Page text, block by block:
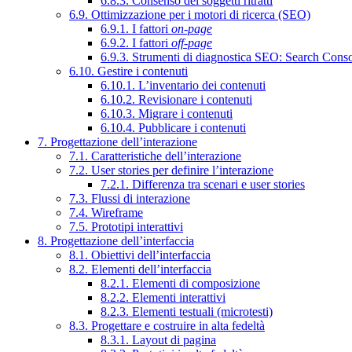
6.9. Ottimizzazione per i motori di ricerca (SEO)
6.9.1. I fattori on-page
6.9.2. I fattori off-page
6.9.3. Strumenti di diagnostica SEO: Search
6.10. Gestire i contenuti
6.10.1. L’inventario dei contenuti
6.10.2. Revisionare i contenuti
6.10.3. Migrare i contenuti
6.10.4. Pubblicare i contenuti
7. Progettazione dell’interazione
7.1. Caratteristiche dell’interazione
7.2. User stories per definire l’interazione
7.2.1. Differenza tra scenari e user stories
7.3. Flussi di interazione
7.4. Wireframe
7.5. Prototipi interattivi
8. Progettazione dell’interfaccia
8.1. Obiettivi dell’interfaccia
8.2. Elementi dell’interfaccia
8.2.1. Elementi di composizione
8.2.2. Elementi interattivi
8.2.3. Elementi testuali (microtesti)
8.3. Progettare e costruire in alta fedeltà
8.3.1. Layout di pagina